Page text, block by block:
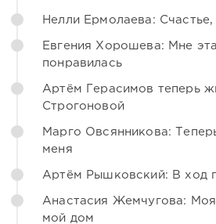
Нелли Ермолаева: Счастье,
Евгения Хорошева: Мне
понравилась
Артём Герасимов теперь
Строгоновой
Марго Овсянникова:
меня
Артём Рышковский: В ход
Анастасия Жемчугова:
мой дом